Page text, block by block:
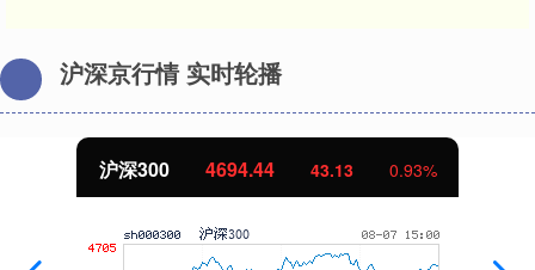
沪深京行情 实时轮播
沪深300 4694.44 43.13 0.93%